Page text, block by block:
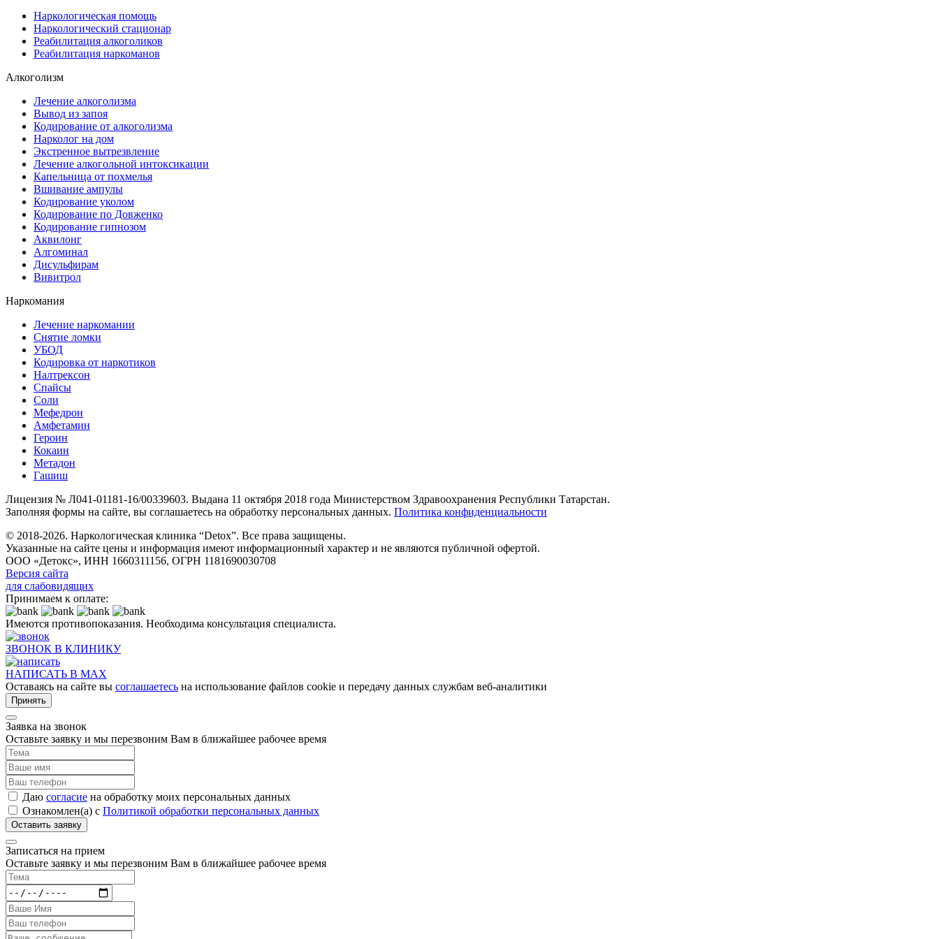
Наркологическая помощь
Наркологический стационар
Реабилитация алкоголиков
Реабилитация наркоманов
Алкоголизм
Лечение алкоголизма
Вывод из запоя
Кодирование от алкоголизма
Нарколог на дом
Экстренное вытрезвление
Лечение алкогольной интоксикации
Капельница от похмелья
Вшивание ампулы
Кодирование уколом
Кодирование по Довженко
Кодирование гипнозом
Аквилонг
Алгоминал
Дисульфирам
Вивитрол
Наркомания
Лечение наркомании
Снятие ломки
УБОД
Кодировка от наркотиков
Налтрексон
Спайсы
Соли
Мефедрон
Амфетамин
Героин
Кокаин
Метадон
Гашиш
Лицензия № Л041-01181-16/00339603. Выдана 11 октября 2018 года Министерством Здравоохранения Республики Татарстан.
Заполняя формы на сайте, вы соглашаетесь на обработку персональных данных. Политика конфиденциальности
© 2018-2026. Наркологическая клиника “Detox”. Все права защищены.
Указанные на сайте цены и информация имеют информационный характер и не являются публичной офертой.
ООО «Детокс», ИНН 1660311156, ОГРН 1181690030708
Версия сайта
для слабовидящих
Принимаем к оплате:
Имеются противопоказания. Необходима консультация специалиста.
ЗВОНОК В КЛИНИКУ
НАПИСАТЬ В MAX
Оставаясь на сайте вы соглашаетесь на использование файлов cookie и передачу данных службам веб-аналитики
Принять
Заявка на звонок
Оставьте заявку и мы перезвоним Вам в ближайшее рабочее время
Даю согласие на обработку моих персональных данных
Ознакомлен(а) с Политикой обработки персональных данных
Записаться на прием
Оставьте заявку и мы перезвоним Вам в ближайшее рабочее время